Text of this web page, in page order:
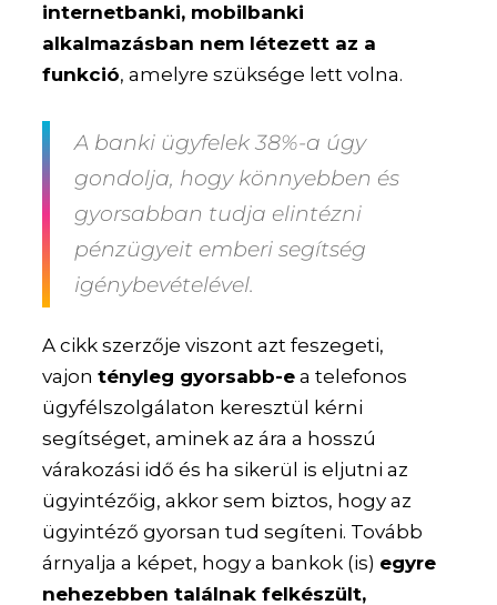
internetbanki, mobilbanki
alkalmazásban nem létezett az a
funkció, amelyre szüksége lett volna.
A banki ügyfelek 38%-a úgy
gondolja, hogy könnyebben és
gyorsabban tudja elintézni
pénzügyeit emberi segítség
igénybevételével.
A cikk szerzője viszont azt feszegeti,
vajontényleg gyorsabb-e a telefonos
ügyfélszolgálaton keresztül kérni
segítséget, aminek az ára a hosszú
várakozási idő és ha sikerül is eljutni az
ügyintézőig, akkor sem biztos, hogy az
ügyintéző gyorsan tud segíteni. Tovább
árnyalja a képet, hogy a bankok (is) egyre
nehezebben találnak felkészült,